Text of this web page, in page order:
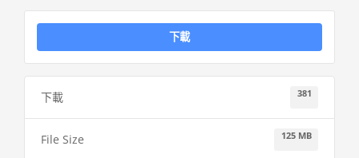
試用版下載
遠端下載
關於松柏
下載
下載 381
File Size 125 MB